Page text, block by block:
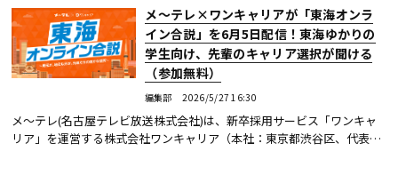
メ～テレ×ワンキャリアが「東海オンラ
イン合説」を6月5日配信！東海ゆかりの
学生向け、先輩のキャリア選択が聞ける
（参加無料）
編集部 2026/5/27 16:30
メ～テレ(名古屋テレビ放送株式会社)は、新卒採用サービス「ワンキャ
リア」を運営する株式会社ワンキャリア（本社：東京都渋谷区、代表取